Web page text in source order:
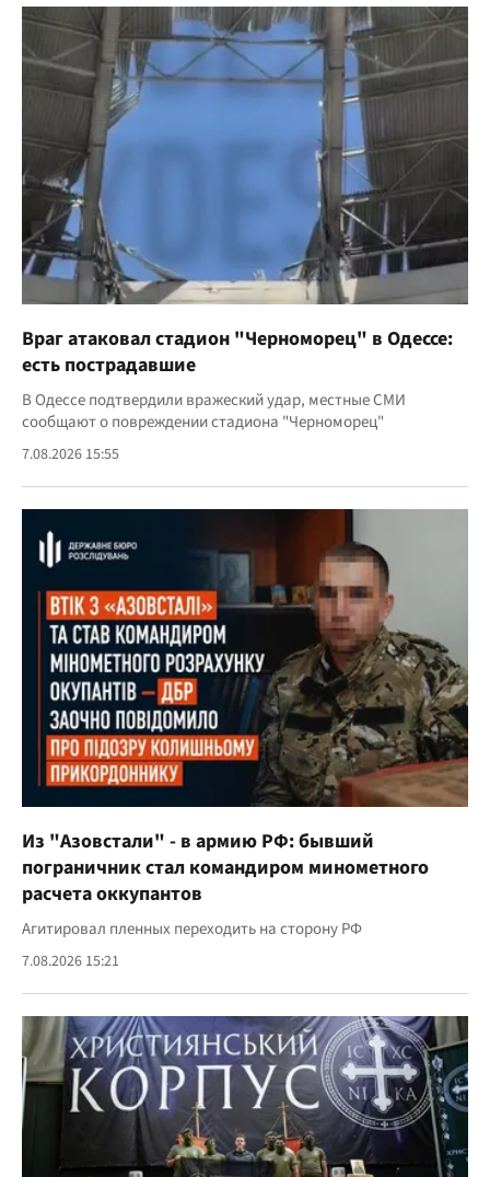
Враг атаковал стадион "Черноморец" в Одессе:
есть пострадавшие
В Одессе подтвердили вражеский удар, местные СМИ
сообщают о повреждении стадиона "Черноморец"
7.08.2026 15:55
Из "Азовстали" - в армию РФ: бывший
пограничник стал командиром минометного
расчета оккупантов
Агитировал пленных переходить на сторону РФ
7.08.2026 15:21